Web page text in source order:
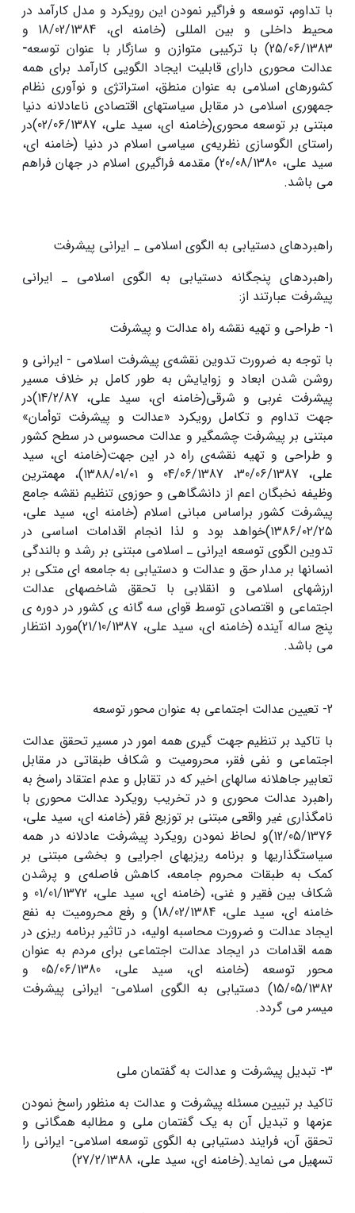
با تداوم، توسعه و فراگیر نمودن این رویکرد و مدل کارآمد در
محیط داخلی و بین المللی (خامنه ای، 18/02/1384 و
25/06/1383) با ترکیبی متوازن و سازگار با عنوان توسعه
-
عدالت محوری دارای قابلیت ایجاد الگویی کارآمد برای همه
کشورهای اسلامی به عنوان منطق، استراتژی و نوآوری نظام
جمهوری اسلامی در مقابل سیاستهای اقتصادی ناعادلانه دنیا
مبتنی بر توسعه محوری(خامنه ای، سید علی، 02/06/1387)در
راستای الگوسازی نظریه‌ى سیاسى اسلام در دنیا (خامنه ای،
سید علی، 20/08/1380) مقدمه فراگیری اسلام در جهان فراهم
می باشد.
راهبردهای دستیابی به الگوی اسلامی _ ایرانی پیشرفت
راهبردهای پنجگانه دستیابی به الگوی اسلامی _ ایرانی
پیشرفت عبارتند از:
1- طراحی و تهیه نقشه راه عدالت و پیشرفت
با توجه به ضرورت تدوین نقشه‌ى پیشرفت اسلامى - ایرانى و
روشن شدن ابعاد و زوایایش به طور کامل بر خلاف مسیر
پیشرفت غربى و شرقی(خامنه ای، سید علی، 14/2/87)در
جهت تداوم و تکامل رویکرد «عدالت و پیشرفت توأمان»
مبتنی بر پیشرفت چشمگیر و عدالت محسوس در سطح کشور
و طراحی و تهیه نقشه‌ی راه در این جهت(خامنه ای، سید
علی، 30/06/1387، 04/06/1387 و ۱۳۸۸/۰۱/۰۱)، مهمترین
وظیفه نخبگان اعم از دانشگاهی و حوزوی تنظیم نقشه جامع
پیشرفت کشور براساس مبانی اسلام (خامنه ای، سید علی،
۱۳۸۶/۰۲/۲۵)خواهد بود و لذا انجام اقدامات اساسی در
تدوین الگوی توسعه ایرانی ـ اسلامی مبتنی بر رشد و بالندگی
انسانها بر مدار حق و عدالت و دستیابی به جامعه ای متکی بر
ارزشهای اسلامی و انقلابی با تحقق شاخصهای عدالت
اجتماعی و اقتصادی توسط قوای سه گانه ی کشور در دوره ی
پنج ساله آینده (خامنه ای، سید علی، 21/10/1387)مورد انتظار
می باشد.
2- تعیین عدالت اجتماعى به عنوان محور توسعه
با تاکید بر تنظیم جهت گیری همه امور در مسیر تحقق عدالت
اجتماعی و نفی فقر، محرومیت و شکاف طبقاتی در مقابل
تعابیر جاهلانه سالهای اخیر که در تقابل و عدم اعتقاد راسخ به
راهبرد عدالت محوری و در تخریب رویکرد عدالت محوری با
نامگذاری غیر واقعی مبتنی بر توزیع فقر (خامنه ای، سید علی،
12/05/1376)و لحاظ نمودن رویکرد پیشرفت عادلانه در همه
سیاستگذاریها و برنامه ریزیهای اجرایى و بخشى مبتنی بر
کمک به طبقات محروم جامعه، کاهش فاصله‌ى و پرشدن
شکاف بین فقیر و غنى، (خامنه ای، سید علی، 01/01/1372 و
خامنه ای، سید علی، 18/02/1384) و رفع محرومیت به نفع
ایجاد عدالت و ضرورت محاسبه اولیه، در تاثیر برنامه ریزی در
همه اقدامات در ایجاد عدالت اجتماعى برای مردم به عنوان
محور توسعه (خامنه ای، سید علی، 05/06/1380 و
15/05/1382) دستیابی به الگوی اسلامی- ایرانی پیشرفت
میسر می گردد.
3- تبدیل پیشرفت و عدالت به گفتمان ملى
تاکید بر تبیین مسئله پیشرفت و عدالت به منظور راسخ نمودن
عزمها و تبدیل آن به یک گفتمان ملی و مطالبه همگانی و
تحقق آن، فرایند دستیابی به الگوی توسعه اسلامی- ایرانی را
تسهیل می نماید.(خامنه ای، سید علی، 27/2/1388)